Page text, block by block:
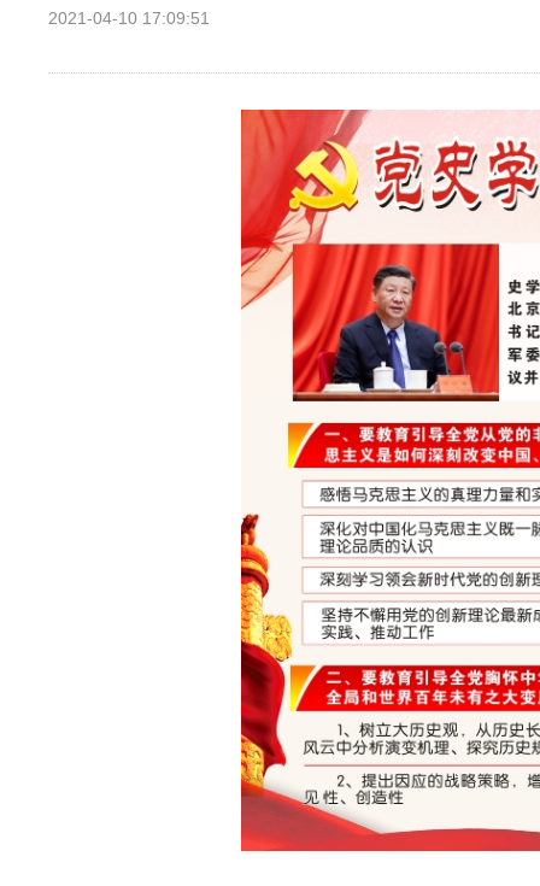
2021-04-10 17:09:51